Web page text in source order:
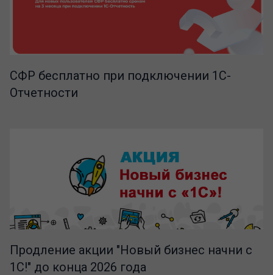
СФР бесплатно при подключении 1С-
Отчетности
Продление акции "Новый бизнес начни с
1С!" до конца 2026 года